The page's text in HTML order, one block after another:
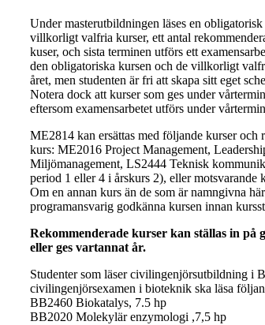
Under masterutbildningen läses en
villkorligt valfria kurser, ett antal
kuser, och sista terminen utförs ett
den obligatoriska kursen och de villkorligt
året, men studenten är fri att skapa sitt eget
Notera dock att kurser som ges under
eftersom examensarbetet utförs under
ME2814 kan ersättas med följande kurser och
kurs: ME2016 Project Management,
Miljömanagement, LS2444 Teknisk
period 1 eller 4 i årskurs 2), eller motsvarande
Om en annan kurs än de som är namngivna
programansvarig godkänna kursen innan
Rekommenderade kurser kan ställas in på
eller ges vartannat år.
Studenter som läser civilingenjörsutbildning i
civilingenjörsexamen i bioteknik ska läsa
BB2460 Biokatalys, 7.5 hp
BB2020 Molekylär enzymologi ,7,5 hp